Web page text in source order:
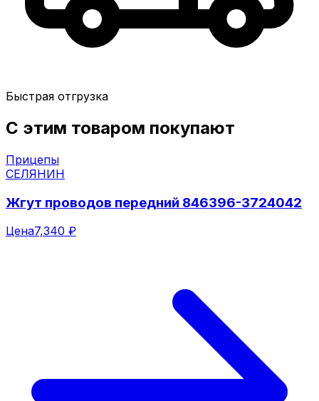
Быстрая отгрузка
С этим товаром покупают
Прицепы
СЕЛЯНИН
Жгут проводов передний 846396-3724042
Цена7,340 ₽